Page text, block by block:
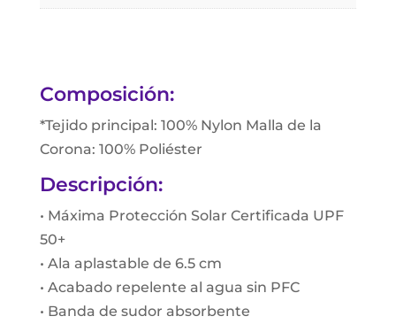
Composición:
*Tejido principal: 100% Nylon Malla de la
Corona: 100% Poliéster
Descripción:
• Máxima Protección Solar Certificada UPF
50+
• Ala aplastable de 6.5 cm
• Acabado repelente al agua sin PFC
• Banda de sudor absorbente